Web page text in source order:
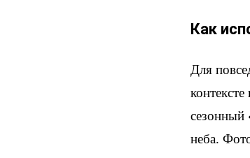
Как
Для
сезонный
неба.